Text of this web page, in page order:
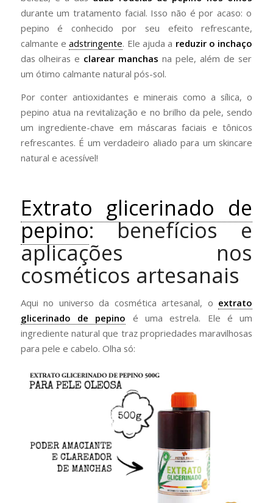
durante um tratamento facial. Isso não é por acaso: o
pepino é conhecido por seu efeito refrescante,
calmante eadstringente. Ele ajuda a reduzir o inchaço
das olheiras e clarear manchas na pele, além de ser
um ótimo calmante natural pós-sol.
Por conter antioxidantes e minerais como a sílica, o
pepino atua na revitalização e no brilho da pele, sendo
um ingrediente-chave em máscaras faciais e tônicos
refrescantes. É um verdadeiro aliado para um skincare
natural e acessível!
Extrato glicerinado de
pepino: benefícios e
aplicações nos
cosméticos artesanais
Aqui no universo da cosmética artesanal, o extrato
glicerinado de pepino é uma estrela. Ele é um
ingrediente natural que traz propriedades maravilhosas
para pele e cabelo. Olha só: